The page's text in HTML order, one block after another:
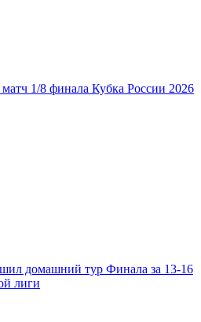
1/8 финала Кубка России 2026
домашний тур Финала за 13-16
лиги